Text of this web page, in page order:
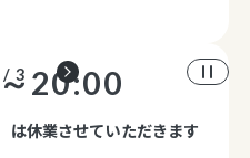
/ 3 20:00
は休業させていただきます